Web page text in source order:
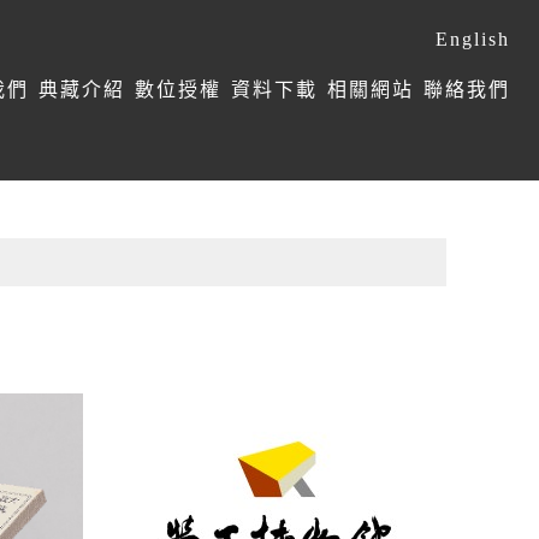
們 典藏介紹 數位授權 資料下載 相關網站 聯絡我們
English